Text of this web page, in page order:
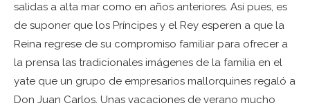
salidas a alta mar como en años anteriores. Así pues, es
de suponer que los Príncipes y el Rey esperen a que la
Reina regrese de su compromiso familiar para ofrecer a
la prensa las tradicionales imágenes de la familia en el
yate que un grupo de empresarios mallorquines regaló a
Don Juan Carlos. Unas vacaciones de verano mucho